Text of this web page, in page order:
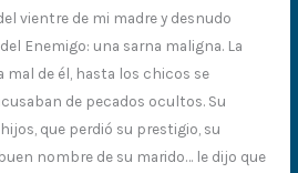
vientre de mi madre y desnudo
Enemigo: una sarna maligna. La
de él, hasta los chicos se
de pecados ocultos. Su
que perdió su prestigio, su
nombre de su marido… le dijo que